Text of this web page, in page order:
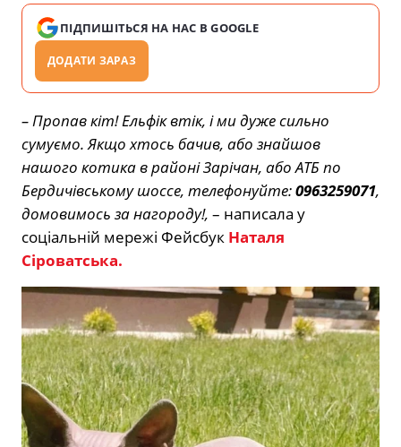
ПІДПИШІТЬСЯ НА НАС В GOOGLE
ДОДАТИ ЗАРАЗ
– Пропав кіт! Ельфік втік, і ми дуже сильно
сумуємо. Якщо хтось бачив, або знайшов
нашого котика в районі Зарічан, або АТБ по
Бердичівському шоссе, телефонуйте:0963259071,
домовимось за нагороду!, – написала у
соціальній мережі Фейсбук Наталя
Сіроватська.